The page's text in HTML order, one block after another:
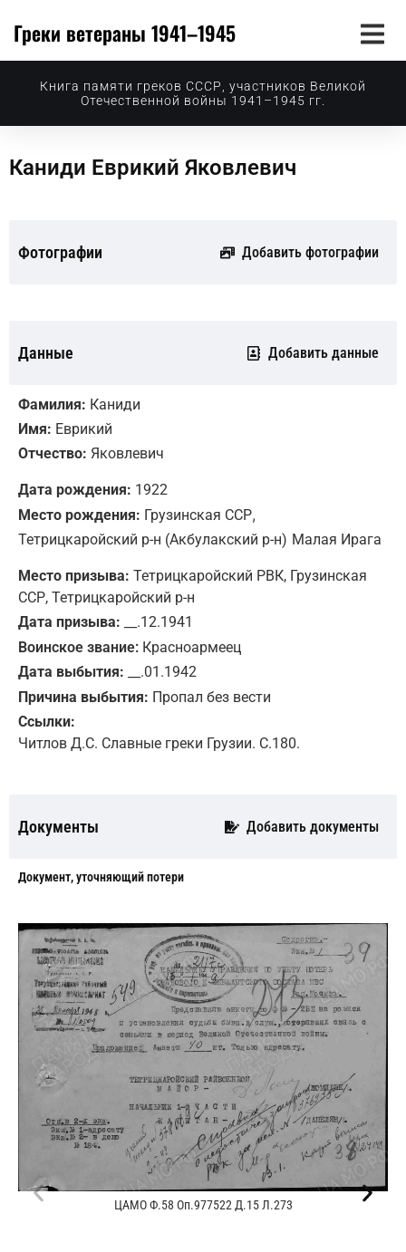
Греки ветераны 1941–1945
Книга памяти греков СССР, участников Великой
Отечественной войны 1941–1945 гг.
Каниди Еврикий Яковлевич
Фотографии Добавить фотографии
Данные Добавить данные
Фамилия: Каниди
Имя: Еврикий
Отчество: Яковлевич
Дата рождения: 1922
Место рождения: Грузинская ССР,
Тетрицкаройский р-н (Акбулакский р-н) Малая Ирага
Место призыва: Тетрицкаройский РВК, Грузинская
ССР, Тетрицкаройский р-н
Дата призыва: __.12.1941
Воинское звание: Красноармеец
Дата выбытия: __.01.1942
Причина выбытия: Пропал без вести
Ссылки:
Читлов Д.С. Славные греки Грузии. С.180.
Документы Добавить документы
Документ, уточняющий потери
ЦАМО Ф.58 Оп.977522 Д.15 Л.273